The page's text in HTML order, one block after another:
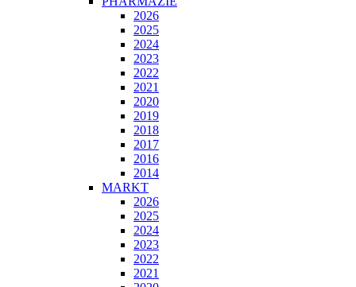
2026
2025
2024
2023
2022
2021
2020
2019
2018
2017
2016
2014
MARKT
2026
2025
2024
2023
2022
2021